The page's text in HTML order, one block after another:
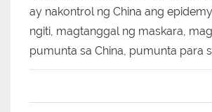
ay nakontrol ng China ang
ngiti, magtanggal ng maskara,
pumunta sa China, pumunta para